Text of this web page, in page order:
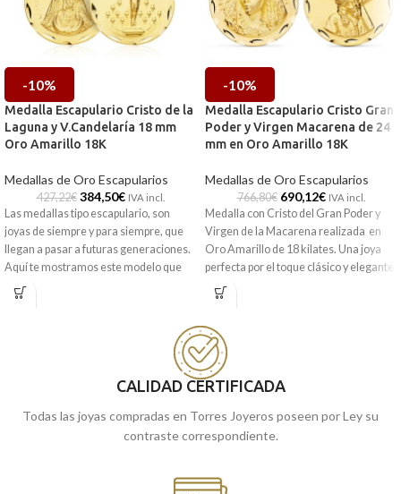
-10%
Medalla Escapulario Cristo de la
Laguna y V.Candelaría 18 mm
Oro Amarillo 18K
Medallas de Oro Escapularios
427,22€ 384,50€ IVA incl.
Las medallas tipo escapulario, son
joyas de siempre y para siempre, que
llegan a pasar a futuras generaciones.
Aquí te mostramos este modelo que
combina el
Virgen Candelaria
en nuestras tiendas de
Málaga, o cómprala online y te la
-10%
Medalla Escapulario Cristo Gran
Poder y Virgen Macarena de 24
mm en Oro Amarillo 18K
Medallas de Oro Escapularios
766,80€ 690,12€ IVA incl.
Medalla con Cristo del Gran Poder y
Virgen de la Macarena realizada en
Oro Amarillo de 18 kilates. Una joya
perfecta por el toque clásico y elegante
que le da sus tallas laterales.
tiendas de Málaga, o si lo prefieres,
comprarla online y te la llevamos a
casa.
CALIDAD CERTIFICADA
Todas las joyas compradas en Torres Joyeros poseen por Ley su
contraste correspondiente.